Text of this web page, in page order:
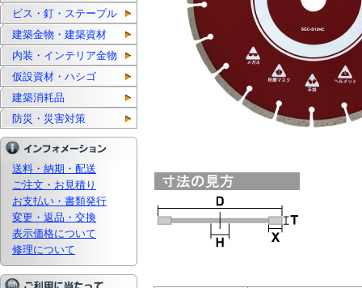
ビス・釘・ステープル
建築金物・建築資材
内装・インテリア金物
仮設資材・ハシゴ
建築消耗品
防災・災害対策
送料・納期・配送
ご注文・お見積り
お支払い・書類発行
変更・返品・交換
表示価格について
修理について